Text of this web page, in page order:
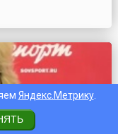
Яндекс.Метрику.